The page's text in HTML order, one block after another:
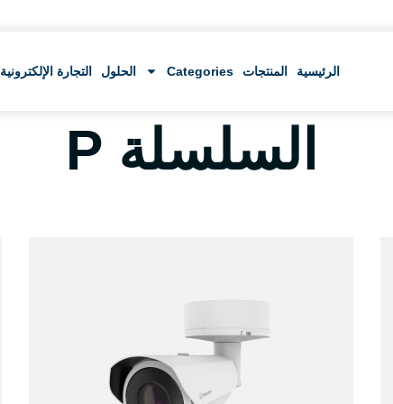
الرئيسية المنتجات Categories الحلول التجارة الإلكترونية
السلسلة P